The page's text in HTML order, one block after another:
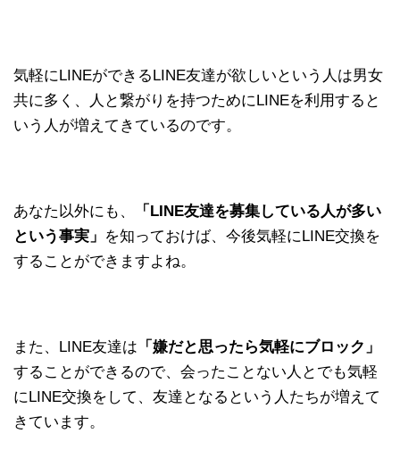
気軽にLINEができるLINE友達が欲しいという人は男女
共に多く、人と繋がりを持つためにLINEを利用すると
いう人が増えてきているのです。
あなた以外にも、
「LINE友達を募集している人が多い
という事実」 を知っておけば、今後気軽にLINE交換を
することができますよね。
また、LINE友達は 「嫌だと思ったら気軽にブロック」
することができるので、会ったことない人とでも気軽
にLINE交換をして、友達となるという人たちが増えて
きています。